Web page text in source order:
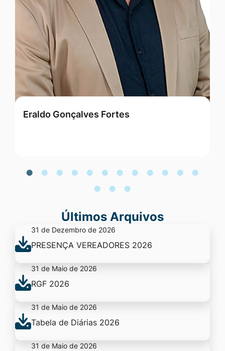
Eraldo Gonçalves Fortes
Últimos Arquivos
31 de Dezembro de 2026
PRESENÇA VEREADORES 2026
31 de Maio de 2026
RGF 2026
31 de Maio de 2026
Tabela de Diárias 2026
31 de Maio de 2026